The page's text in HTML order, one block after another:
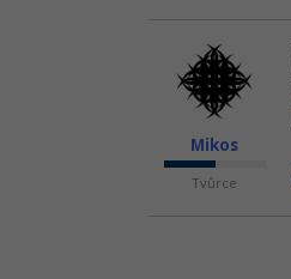
Mikos
Tvůrce